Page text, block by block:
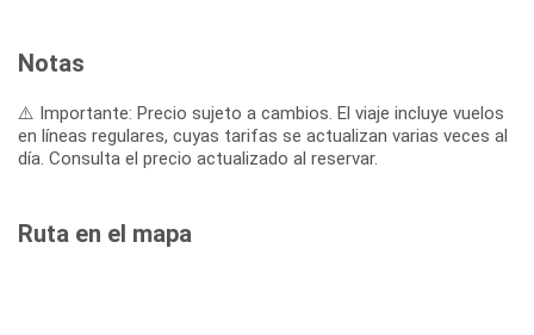
Notas
⚠️ Importante: Precio sujeto a cambios. El viaje incluye vuelos
en líneas regulares, cuyas tarifas se actualizan varias veces al
día. Consulta el precio actualizado al reservar.
Ruta en el mapa